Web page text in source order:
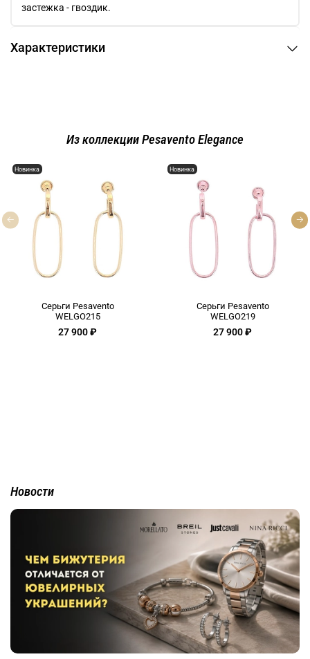
застежка - гвоздик.
Характеристики
Из коллекции Pesavento Elegance
Новинка
Серьги Pesavento
WELGO215
27 900 ₽
Новинка
Серьги Pesavento
WELGO219
27 900 ₽
Новости